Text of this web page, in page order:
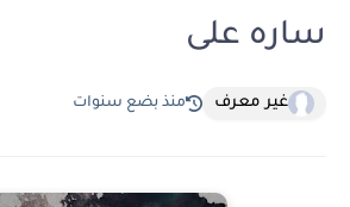
ساره على
غير معرف منذ بضع سنوات